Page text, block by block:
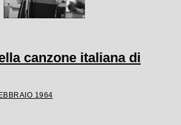
canzone italiana di
1964